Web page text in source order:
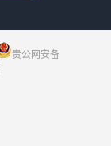
贵公网安备